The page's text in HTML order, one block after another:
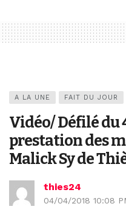
A LA UNE FAIT DU JOUR
Vidéo/ Défilé du
prestation des
Malick Sy de
thies24
04/04/2018 10:08